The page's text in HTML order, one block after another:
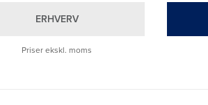
ERHVERV
Priser ekskl. moms